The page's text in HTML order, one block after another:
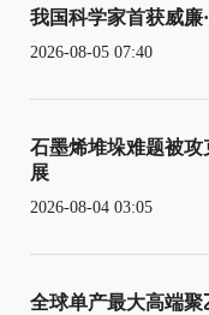
我国科学家首获威廉
2026-08-05 07:40
石墨烯堆垛难题被
展
2026-08-04 03:05
全球单产最大高端